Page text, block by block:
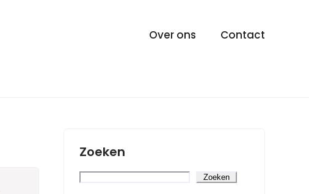
Over ons Contact
Zoeken
Zoeken